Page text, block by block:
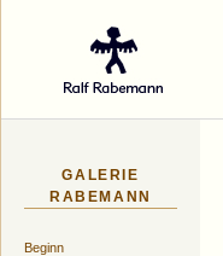
GALERIE
RABEMANN
Beginn